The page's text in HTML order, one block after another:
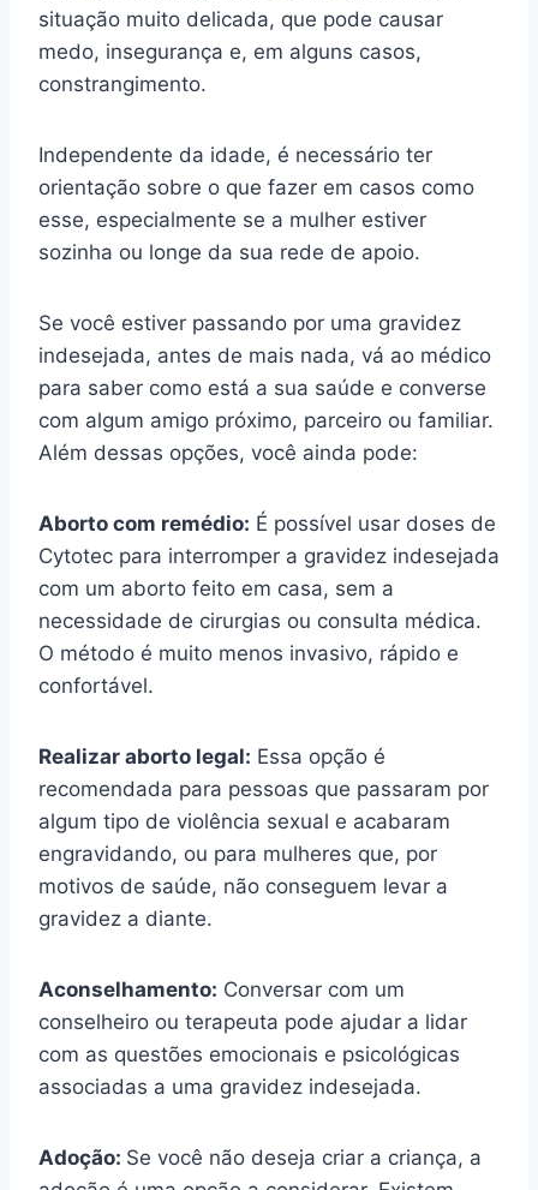
situação muito delicada, que pode causar
medo, insegurança e, em alguns casos,
constrangimento.
Independente da idade, é necessário ter
orientação sobre o que fazer em casos como
esse, especialmente se a mulher estiver
sozinha ou longe da sua rede de apoio.
Se você estiver passando por uma gravidez
indesejada, antes de mais nada, vá ao médico
para saber como está a sua saúde e converse
com algum amigo próximo, parceiro ou familiar.
Além dessas opções, você ainda pode:
Aborto com remédio: É possível usar doses de
Cytotec para interromper a gravidez indesejada
com um aborto feito em casa, sem a
necessidade de cirurgias ou consulta médica.
O método é muito menos invasivo, rápido e
confortável.
Realizar aborto legal: Essa opção é
recomendada para pessoas que passaram por
algum tipo de violência sexual e acabaram
engravidando, ou para mulheres que, por
motivos de saúde, não conseguem levar a
gravidez a diante.
Aconselhamento: Conversar com um
conselheiro ou terapeuta pode ajudar a lidar
com as questões emocionais e psicológicas
associadas a uma gravidez indesejada.
Adoção: Se você não deseja criar a criança, a